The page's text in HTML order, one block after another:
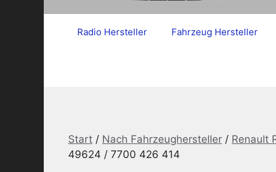
Radio Hersteller Fahrzeug Hersteller
Start / Nach Fahrzeughersteller / Renault
49624 / 7700 426 414